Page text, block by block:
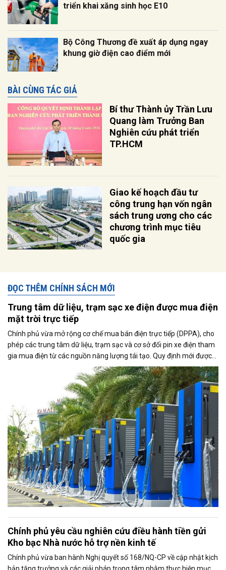
triển khai xăng sinh học E10
Bộ Công Thương đề xuất áp dụng ngay
khung giờ điện cao điểm mới
BÀI CÙNG TÁC GIẢ
Bí thư Thành ủy Trần Lưu
Quang làm Trưởng Ban
Nghiên cứu phát triển
TP.HCM
Giao kế hoạch đầu tư
công trung hạn vốn ngân
sách trung ương cho các
chương trình mục tiêu
quốc gia
ĐỌC THÊM CHÍNH SÁCH MỚI
Trung tâm dữ liệu, trạm sạc xe điện được mua điện
mặt trời trực tiếp
Chính phủ vừa mở rộng cơ chế mua bán điện trực tiếp (DPPA), cho
phép các trung tâm dữ liệu, trạm sạc và cơ sở đổi pin xe điện tham
gia mua điện từ các nguồn năng lượng tái tạo. Quy định mới được
kỳ vọng thúc đẩy sử dụng điện xanh, đáp ứng nhu cầu ngày càng
tăng của nền kinh tế số và quá trình điện hóa giao thông.
Chính phủ yêu cầu nghiên cứu điều hành tiền gửi
Kho bạc Nhà nước hỗ trợ nền kinh tế
Chính phủ vừa ban hành Nghị quyết số 168/NQ-CP về cập nhật kịch